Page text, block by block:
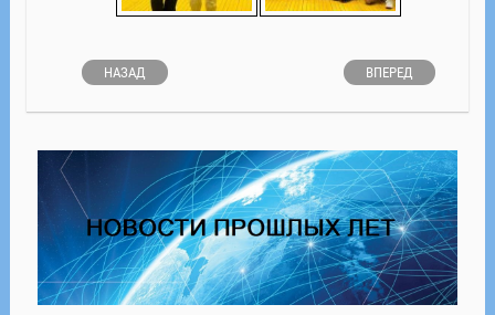
НАЗАД ВПЕРЕД